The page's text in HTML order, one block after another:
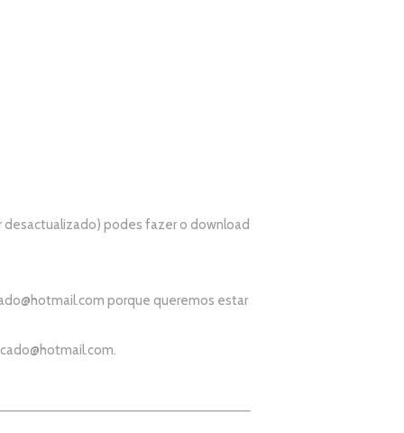
podes fazer o download
porque queremos estar
.